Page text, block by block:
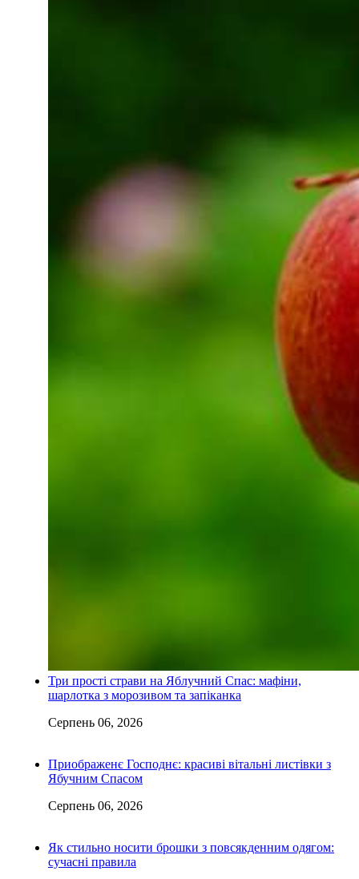
Три прості страви на Яблучний Спас: мафіни,
шарлотка з морозивом та запіканка
Серпень 06, 2026
Приображенє Господнє: красиві вітальні листівки з
Ябучним Спасом
Серпень 06, 2026
Як стильно носити брошки з повсякденним одягом:
сучасні правила